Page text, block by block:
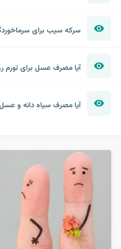
سرکه سیب برای
آیا مصرف عسل برای تورم
آیا مصرف سیاه دانه و